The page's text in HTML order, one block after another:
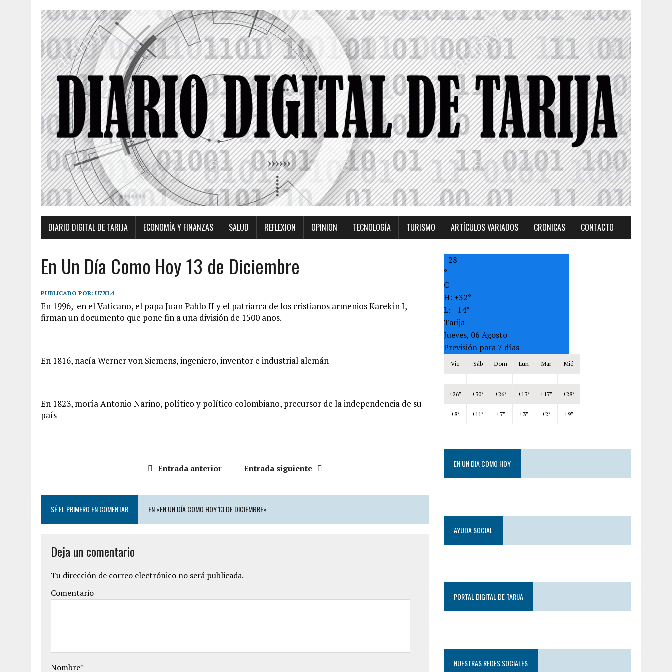
DIARIO DIGITAL DE TARIJA ECONOMÍA Y FINANZAS SALUD REFLEXION OPINION TECNOLOGÍA TURISMO ARTÍCULOS VARIADOS CRONICAS CONTACTO
En Un Día Como Hoy 13 de Diciembre
PUBLICADO POR: U7XL4
En 1996, en el Vaticano, el papa Juan Pablo II y el patriarca de los cristianos armenios Karekín I,
firman un documento que pone fin a una división de 1500 años.
En 1816, nacía Werner von Siemens, ingeniero, inventor e industrial alemán
En 1823, moría Antonio Nariño, político y político colombiano, precursor de la independencia de su
país
Entrada anterior Entrada siguiente
SÉ EL PRIMERO EN COMENTAR EN «EN UN DÍA COMO HOY 13 DE DICIEMBRE»
Deja un comentario
Tu dirección de correo electrónico no será publicada.
Comentario
Nombre*
+28
°
C
H: +32°
L: +14°
Tarija
Jueves, 06 Agosto
Previsión para 7 días
Vie Sáb Dom Lun Mar Mié
+26° +30° +26° +13° +17° +28°
+8° +11° +7° +3° +2° +9°
EN UN DIA COMO HOY
AYUDA SOCIAL
PORTAL DIGITAL DE TARIJA
NUESTRAS REDES SOCIALES